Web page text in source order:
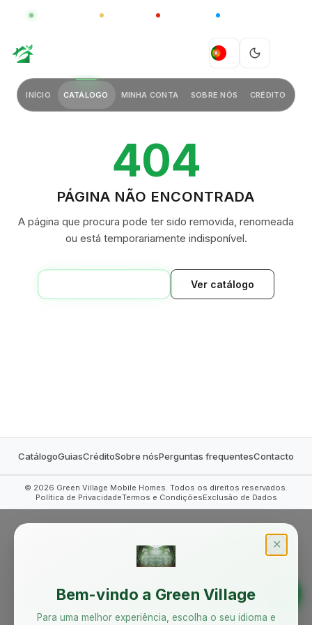
GLOBAL CHINA
PT
INÍCIO CATÁLOGO MINHA CONTA SOBRE NÓS CRÉDITO
404
PÁGINA NÃO ENCONTRADA
A página que procura pode ter sido removida, renomeada
ou está temporariamente indisponível.
Ver catálogo
CatálogoGuiasCréditoSobre nósPerguntas frequentesContacto
© 2026 Green Village Mobile Homes. Todos os direitos reservados.
Política de PrivacidadeTermos e CondiçõesExclusão de Dados
✕
Bem-vindo a Green Village
Para uma melhor experiência, escolha o seu idioma e